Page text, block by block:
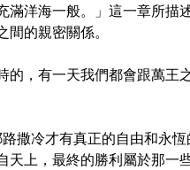
滿洋海一般。」這一章所描
的親密關係。
的，有一天我們都會跟萬王
撒冷才有真正的自由和永恆
天上，最終的勝利屬於那一